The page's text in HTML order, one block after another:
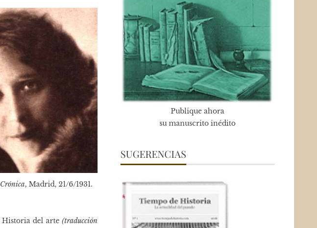
Crónica, Madrid, 21/6/1931.
Historia del arte (traducción
Publique ahora
su manuscrito inédito
SUGERENCIAS